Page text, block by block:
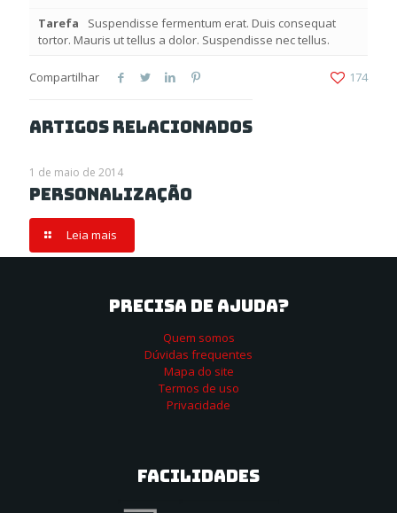
Tarefa
Suspendisse fermentum erat. Duis consequat
tortor. Mauris ut tellus a dolor. Suspendisse nec tellus.
Compartilhar 174
Artigos relacionados
1 de maio de 2014
Personalização
Leia mais
PRECISA DE AJUDA?
Quem somos
Dúvidas frequentes
Mapa do site
Termos de uso
Privacidade
Facilidades